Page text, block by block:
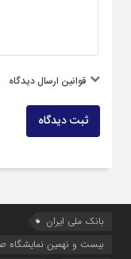
قوانین ارسال دیدگاه
ثبت دیدگاه
بانک ملی ایران
بیست و نهمین نمایشگاه